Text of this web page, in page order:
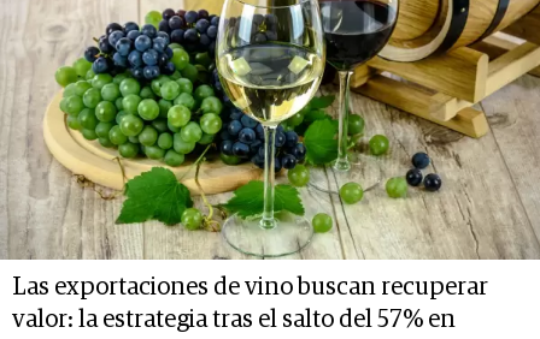
Las exportaciones de vino buscan recuperar
valor: la estrategia tras el salto del 57% en